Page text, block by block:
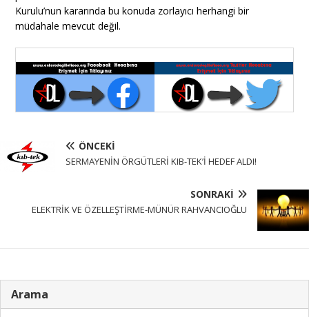
Kurulu’nun kararında bu konuda zorlayıcı herhangi bir
müdahale mevcut değil.
ÖNCEKI
SERMAYENİN ÖRGÜTLERİ KIB-TEK’İ HEDEF ALDI!
SONRAKI
ELEKTRİK VE ÖZELLEŞTİRME-MÜNÜR RAHVANCIOĞLU
Arama